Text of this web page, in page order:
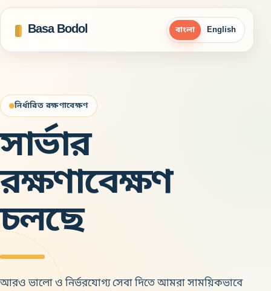
Basa Bodol বাংলা English
নির্ধারিত রক্ষণাবেক্ষণ
সার্ভার
রক্ষণাবেক্ষণ
চলছে
আরও ভালো ও নির্ভরযোগ্য সেবা দিতে আমরা সাময়িকভাবে